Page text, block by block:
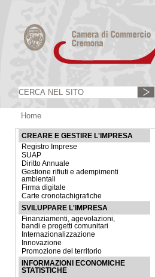
Home
CREARE E GESTIRE L'IMPRESA
Registro Imprese
SUAP
Diritto Annuale
Gestione rifiuti e adempimenti
ambientali
Firma digitale
Carte cronotachigrafiche
SVILUPPARE L'IMPRESA
Finanziamenti, agevolazioni,
bandi e progetti comunitari
Internazionalizzazione
Innovazione
Promozione del territorio
INFORMAZIONI ECONOMICHE
STATISTICHE